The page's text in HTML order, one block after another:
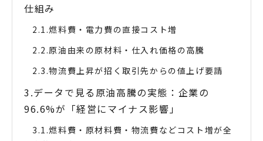
仕組み
燃料費・電力費の直接コスト増
原油由来の原材料・仕入れ価格の高騰
物流費上昇が招く取引先からの値上げ要請
データで見る原油高騰の実態：企業の
96.6%が「経営にマイナス影響」
燃料費・原材料費・物流費などコスト増が全